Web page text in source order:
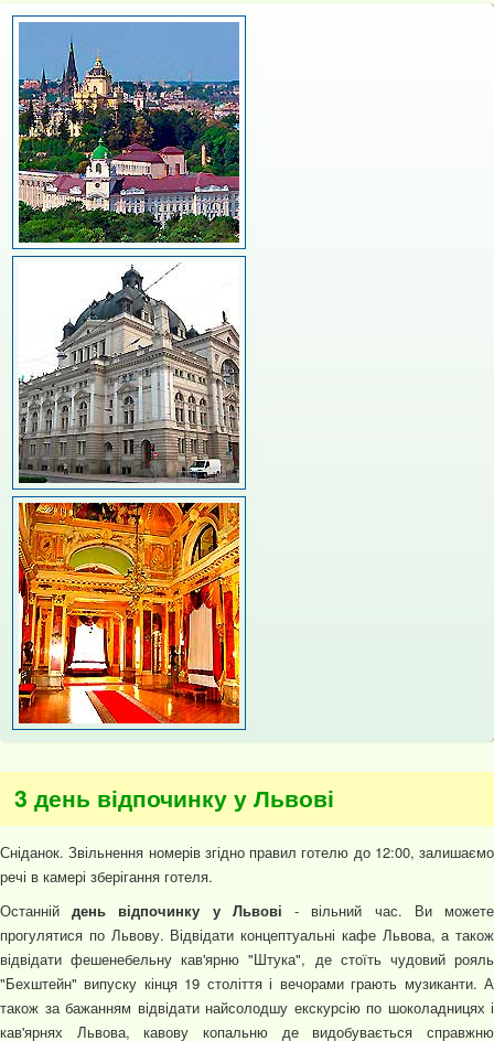
3 день відпочинку у Львові
Сніданок. Звільнення номерів згідно правил готелю до 12:00, залишаємо
речі в камері зберігання готеля.
Останнійдень відпочинку у Львові- вільний час. Ви можете
прогулятися по Львову. Відвідати концептуальні кафе Львова, а також
відвідати фешенебельну кав'ярню "Штука", де стоїть чудовий рояль
"Бехштейн" випуску кінця 19 століття і вечорами грають музиканти. А
також за бажанням відвідати найсолодшу екскурсію по шоколадницях і
кав'ярнях Львова, кавову копальню де видобувається справжню